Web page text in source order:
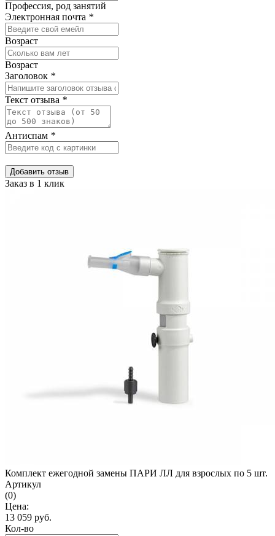
Профессия, род занятий
Электронная почта *
Возраст
Возраст
Заголовок *
Текст отзыва *
Антиспам *
Добавить отзыв
Заказ в 1 клик
Комплект ежегодной замены ПАРИ ЛЛ для взрослых по 5 шт.
Артикул
(0)
Цена:
13 059 руб.
Кол-во